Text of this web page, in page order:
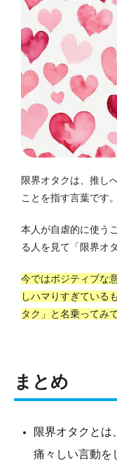
限界オタクは、推し
ことを指す言葉です。
本人が自虐的に使う
る人を見て「限界オ
今ではポジティブな
しハマりすぎている
タク」と名乗ってみ
まとめ
限界オタクとは
痛々しい言動を